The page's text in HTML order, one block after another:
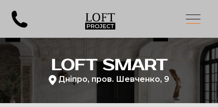
LOFT SMART
Дніпро, пров. Шевченко, 9